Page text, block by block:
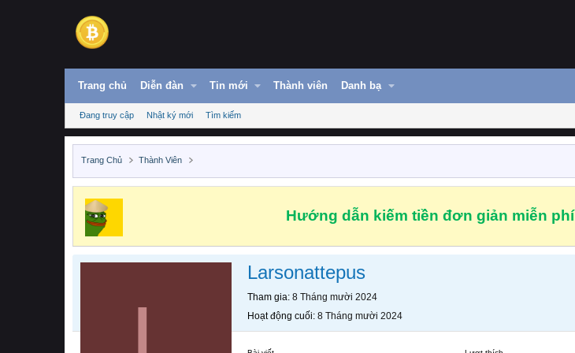
Trang chủ Diễn đàn Tin mới Thành viên Danh bạ
Đang truy cập Nhật ký mới Tìm kiếm
Trang Chủ Thành Viên
Hướng dẫn kiếm tiền đơn giản miễn phí
Larsonattepus
Tham gia 8 Tháng mười 2024
Hoạt động cuối 8 Tháng mười 2024